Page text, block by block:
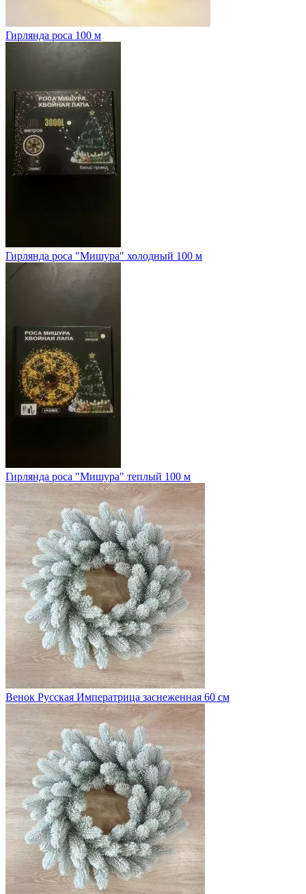
Гирлянда роса 100 м
Гирлянда роса "Мишура" холодный 100 м
Гирлянда роса "Мишура" теплый 100 м
Венок Русская Императрица заснеженная 60 см